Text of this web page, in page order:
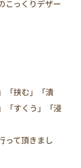
こっくりデザー
「挟む」「潰
「すくう」「浸
って頂きまし